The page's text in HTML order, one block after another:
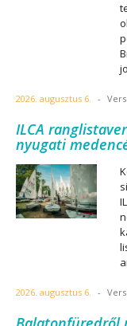
2026. augusztus 6. -
ILCA
nyugati
2026. augusztus 6. -